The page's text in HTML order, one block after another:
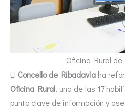
Oficina Rural
El Concello de Ribadavia ha
Oficina Rural, una de las 17
punto clave de información y